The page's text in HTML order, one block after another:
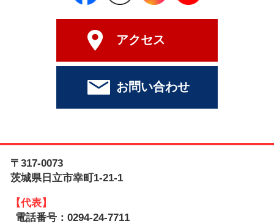
アクセス
お問い合わせ
〒317-0073
茨城県日立市幸町1-21-1
【代表】
電話番号：0294-24-7711